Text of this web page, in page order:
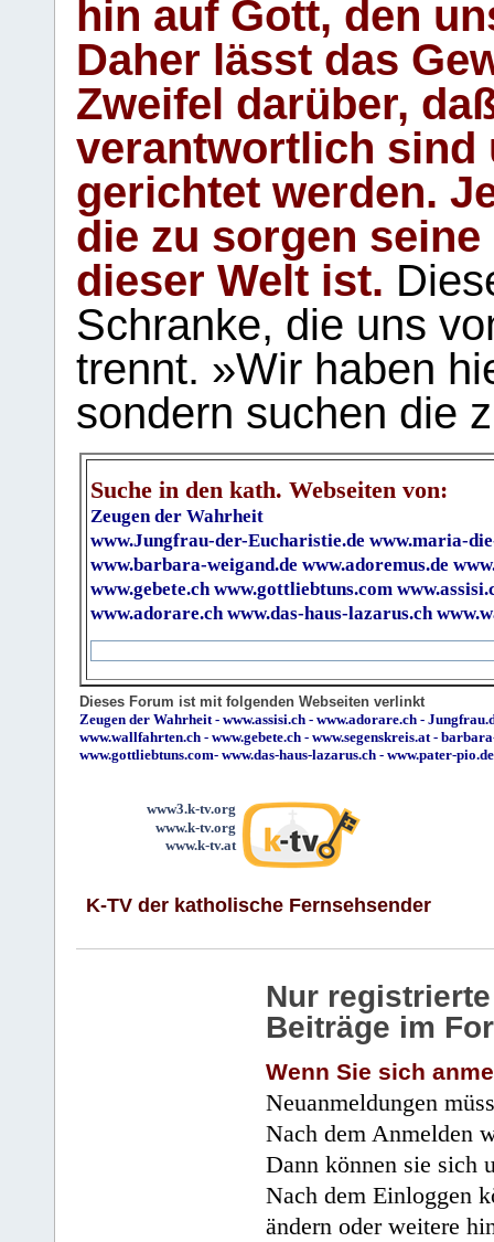
hin auf Gott, den
Daher lässt das
Zweifel darüber,
verantwortlich sind
gerichtet werden.
die zu sorgen
dieser Welt ist.
Schranke, die uns
trennt. »Wir haben
sondern suchen die
Suche in den kath. Webseiten von:
Zeugen der Wahrheit
www.Jungfrau-der-Eucharistie.de www.maria-
www.barbara-weigand.de www.adoremus.de
www.gebete.ch www.gottliebtuns.com
www.adorare.ch www.das-haus-lazarus.ch
Dieses Forum ist mit folgenden Webseiten verlinkt
Zeugen der Wahrheit - www.assisi.ch - www.adorare.ch -
www.wallfahrten.ch - www.gebete.ch - www.segenskreis.at -
www.gottliebtuns.com- www.das-haus-lazarus.ch - www.pater-pio.de
www3.k-tv.org
www.k-tv.org
www.k-tv.at
K-TV der katholische Fernsehsender
Nur
Beiträge im
Wenn Sie sich
Neuanmeldungen
Nach dem Anmelden
Dann können sie sich
Nach dem Einloggen
ändern oder weitere